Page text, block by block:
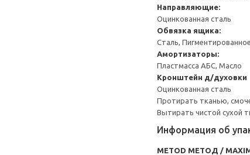
Направляющие:
Оцинкованная сталь
Обвязка ящика:
Сталь,
Амортизаторы:
Пластмасса АБС, Масло
Кронштейн д/духовки
Оцинкованная сталь
Протирать тканью,
Вытирать чистой сухой
Информация об
METOD МЕТОД /